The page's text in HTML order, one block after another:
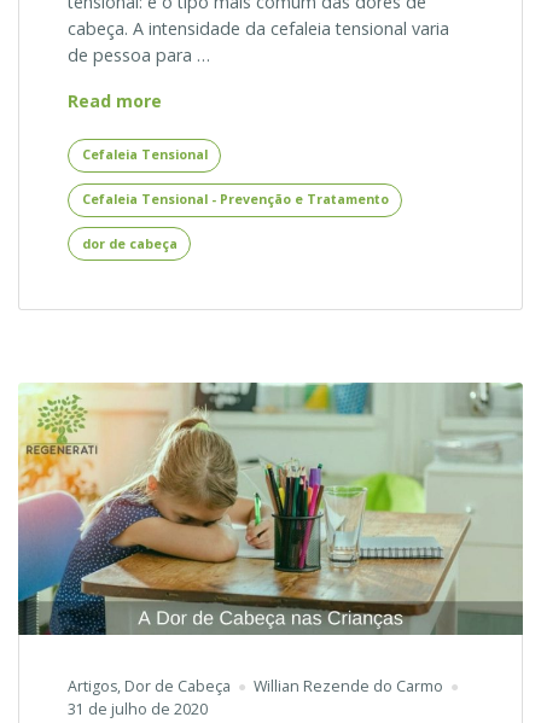
cabeça. A intensidade da cefaleia tensional varia
de pessoa para …
Read more
–
Prevenção
e
Tratamento
Cefaleia Tensional
Cefaleia Tensional - Prevenção e Tratamento
dor de cabeça
Artigos, Dor de Cabeça
Willian Rezende do Carmo
31 de julho de 2020